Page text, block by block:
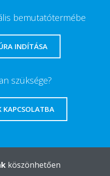
bemutatótermébe
INDÍTÁSA
szüksége?
KAPCSOLATBA
köszönhetően